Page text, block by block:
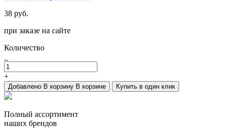
38 руб.
при заказе на сайте
Количество
+
Добавлено В корзину В корзине Купить в один клик
Полный ассортимент
наших брендов